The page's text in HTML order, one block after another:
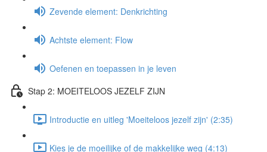
Zevende element: Denkrichting
Achtste element: Flow
Oefenen en toepassen in je leven
Stap 2: MOEITELOOS JEZELF ZIJN
Introductie en uitleg 'Moeiteloos jezelf zijn' (2:35)
Kies je de moeilijke of de makkelijke weg (4:13)